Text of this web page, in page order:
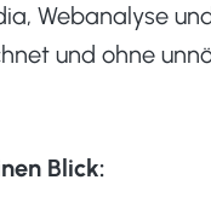
Webanalyse
und ohne
Blick: